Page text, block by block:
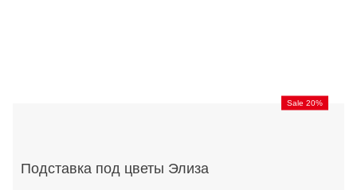
Sale 20%
Подставка под цветы Элиза